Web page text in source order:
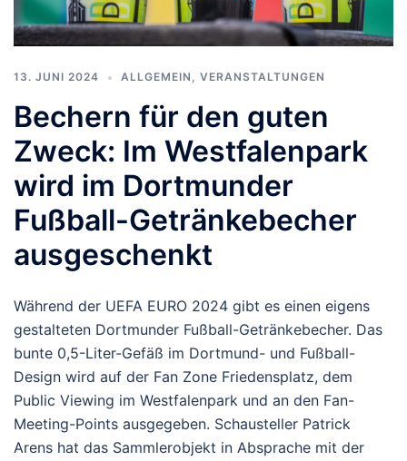
13. JUNI 2024 ALLGEMEIN , VERANSTALTUNGEN
Bechern für den guten
Zweck: Im Westfalenpark
wird im Dortmunder
Fußball-Getränkebecher
ausgeschenkt
Während der UEFA EURO 2024 gibt es einen eigens
gestalteten Dortmunder Fußball-Getränkebecher. Das
bunte 0,5-Liter-Gefäß im Dortmund- und Fußball-
Design wird auf der Fan Zone Friedensplatz, dem
Public Viewing im Westfalenpark und an den Fan-
Meeting-Points ausgegeben. Schausteller Patrick
Arens hat das Sammlerobjekt in Absprache mit der